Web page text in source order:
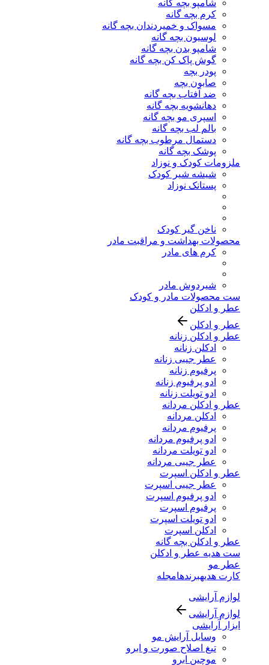
شامپو بچه گانه
کرم بچه گانه
مسواک و خمیردندان بچه گانه
لوسیون بچه گانه
شامپو بدن بچه گانه
گوش پاک کن بچه گانه
پودر بچه
صابون بچه
ضد آفتاب بچه گانه
دهانشویه بچه گانه
اسپری مو بچه گانه
بالم لب بچه گانه
دستمال مرطوب بچه گانه
پوشک بچه گانه
ملزومات کودک و نوزاد
شیشه شیر کودک
پستانک نوزاد
ناخن گیر کودک
محصولات بهداشت و مراقبت مادر
کرم های مادر
شیردوش مادر
ست محصولات مادر و کودک
عطر و ادکلن
عطر و ادکلن
عطر و ادکلن زنانه
ادکلن زنانه
عطر جیبی زنانه
پرفیوم زنانه
ادو پرفیوم زنانه
ادو تویلت زنانه
عطر و ادکلن مردانه
ادکلن مردانه
پرفیوم مردانه
ادو پرفیوم مردانه
ادو تویلت مردانه
عطر جیبی مردانه
عطر و ادکلن اسپرت
عطر جیبی اسپرت
ادو پرفیوم اسپرت
پرفیوم اسپرت
ادو تویلت اسپرت
ادکلن اسپرت
عطر و ادکلن بچه گانه
ست هدیه عطر و ادکلن
عطر مو
کارت هدیهبرندهامجله
لوازم آرایشی
لوازم آرایشی
ابزار آرایشی
وسایل آرایش مو
تیغ اصلاح صورت و ابرو
موچین ابرو